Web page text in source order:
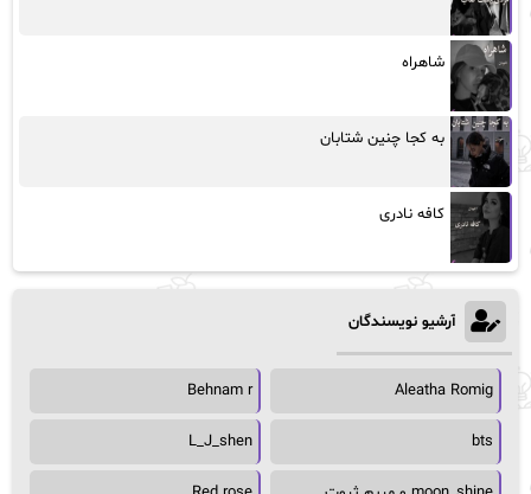
شاهراه
به کجا چنین شتابان
کافه نادری
آرشیو نویسندگان
Aleatha Romig
Behnam r
bts
L_J_shen